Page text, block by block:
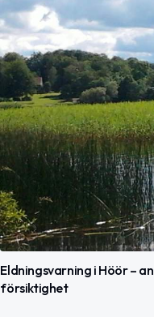
Eldningsvarning i Höör –
försiktighet